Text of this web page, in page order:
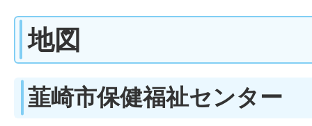
地図
韮崎市保健福祉センター